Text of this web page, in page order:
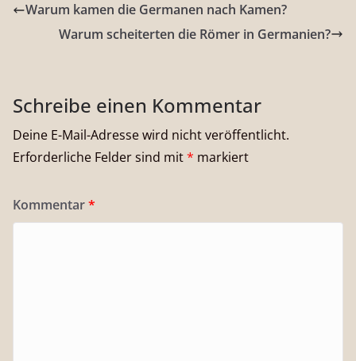
Warum kamen die Germanen nach Kamen?
Warum scheiterten die Römer in Germanien?
Schreibe einen Kommentar
Deine E-Mail-Adresse wird nicht veröffentlicht.
Erforderliche Felder sind mit* markiert
Kommentar*